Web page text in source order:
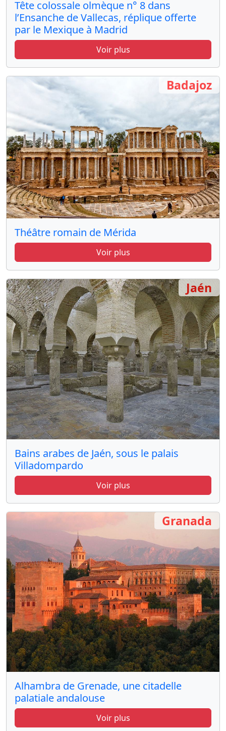
Tête colossale olmèque n° 8 dans
l’Ensanche de Vallecas, réplique offerte
par le Mexique à Madrid
Voir plus
Théâtre romain de Mérida
Voir plus
Badajoz
Bains arabes de Jaén, sous le palais
Villadompardo
Voir plus
Jaén
Alhambra de Grenade, une citadelle
palatiale andalouse
Voir plus
Granada